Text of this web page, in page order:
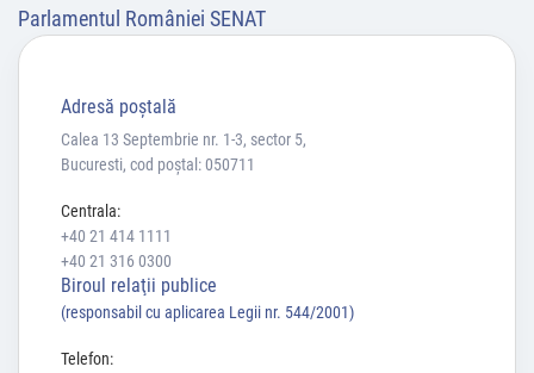
Parlamentul României SENAT
Adresă poştală
Calea 13 Septembrie nr. 1-3, sector 5,
Bucuresti, cod poștal: 050711
Centrala:
+40 21 414 1111
+40 21 316 0300
Biroul relaţii publice
(responsabil cu aplicarea Legii nr. 544/2001)
Telefon: